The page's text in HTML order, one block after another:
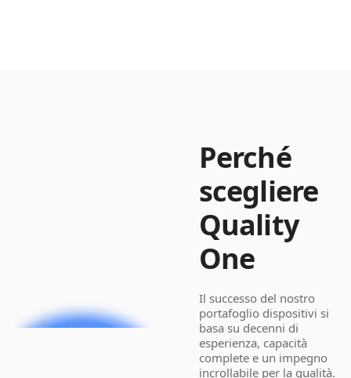
Perché
scegliere
Quality
One
Il successo del nostro
portafoglio dispositivi si
basa su decenni di
esperienza, capacità
complete e un impegno
incrollabile per la qualità.